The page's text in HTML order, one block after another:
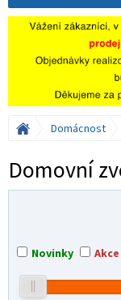
Domácnost
Domovní
Novinky Akce